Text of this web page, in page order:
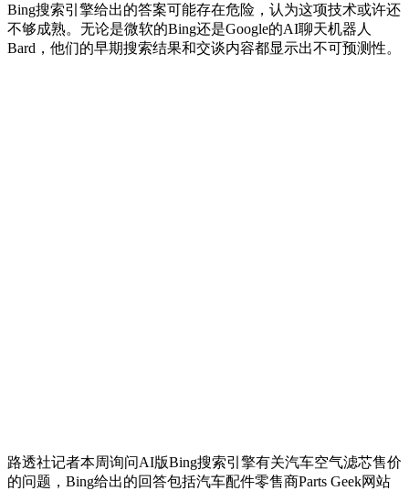
Bing搜索引擎给出的答案可能存在危险，认为这项技术或许还
不够成熟。无论是微软的Bing还是Google的AI聊天机器人
Bard，他们的早期搜索结果和交谈内容都显示出不可预测性。
路透社记者本周询问AI版Bing搜索引擎有关汽车空气滤芯售价
的问题，Bing给出的回答包括汽车配件零售商Parts Geek网站